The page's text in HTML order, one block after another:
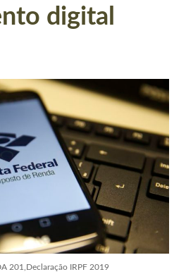
digital
201,Declaração IRPF 2019